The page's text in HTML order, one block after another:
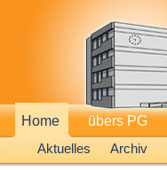
Home
Aktuelles
Archiv
übers PG